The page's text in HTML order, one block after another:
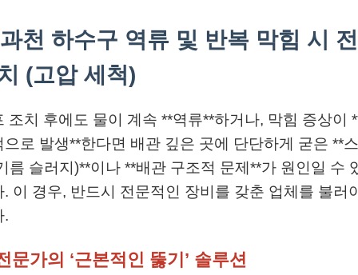
천 하수구 역류 및 반복 막힘 시
(고압 세척)
조치 후에도 물이 계속 **역류**하거나, 막힘 증상이
으로 발생**한다면 배관 깊은 곳에 단단하게 굳은 **
름 슬러지)**이나 **배관 구조적 문제**가 원인일 수
. 이 경우, 반드시 전문적인 장비를 갖춘 업체를 불러
.
문가의 ‘근본적인 뚫기’ 솔루션